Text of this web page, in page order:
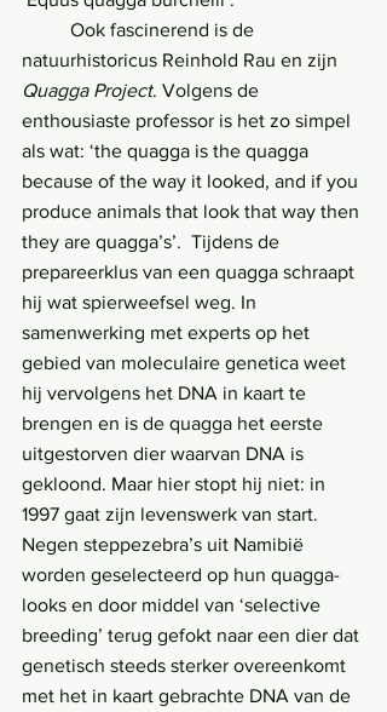
natuurhistoricus Reinhold Rau en zijn
Quagga Project. Volgens de
enthousiaste professor is het zo simpel
als wat: ‘the quagga is the quagga
because of the way it looked, and if you
produce animals that look that way then
they are quagga’s’.  Tijdens de
prepareerklus van een quagga schraapt
hij wat spierweefsel weg. In
samenwerking met experts op het
gebied van moleculaire genetica weet
hij vervolgens het DNA in kaart te
brengen en is de quagga het eerste
uitgestorven dier waarvan DNA is
gekloond. Maar hier stopt hij niet: in
1997 gaat zijn levenswerk van start.
Negen steppezebra’s uit Namibië
worden geselecteerd op hun quagga-
looks en door middel van ‘selective
breeding’ terug gefokt naar een dier dat
genetisch steeds sterker overeenkomt
met het in kaart gebrachte DNA van de